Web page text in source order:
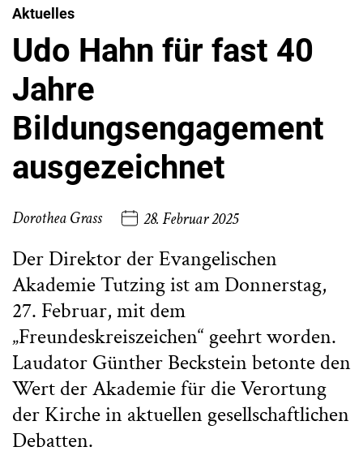
Aktuelles
Udo Hahn für fast 40
Jahre
Bildungsengagement
ausgezeichnet
Dorothea Grass 28. Februar 2025
Der Direktor der Evangelischen
Akademie Tutzing ist am Donnerstag,
27. Februar, mit dem
„Freundeskreiszeichen“ geehrt worden.
Laudator Günther Beckstein betonte den
Wert der Akademie für die Verortung
der Kirche in aktuellen gesellschaftlichen
Debatten.